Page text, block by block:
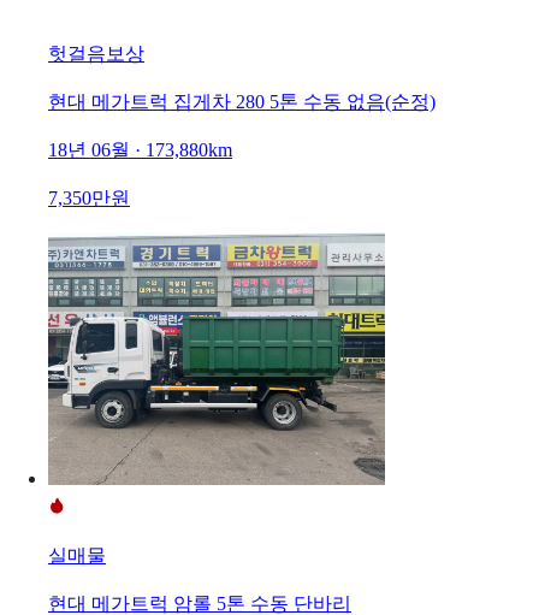
헛걸음보상
현대 메가트럭 집게차 280 5톤 수동 없음(순정)
18년 06월 · 173,880km
7,350만원
실매물
현대 메가트럭 암롤 5톤 수동 단바리